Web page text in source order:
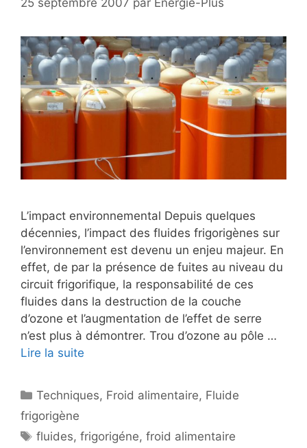
L’impact environnemental Depuis quelques
décennies, l’impact des fluides frigorigènes sur
l’environnement est devenu un enjeu majeur. En
effet, de par la présence de fuites au niveau du
circuit frigorifique, la responsabilité de ces
fluides dans la destruction de la couche
d’ozone et l’augmentation de l’effet de serre
n’est plus à démontrer. Trou d’ozone au pôle …
Lire la suite
Catégories
Techniques, Froid alimentaire, Fluide
frigorigène
Étiquettes
fluides,frigorigéne,froid alimentaire